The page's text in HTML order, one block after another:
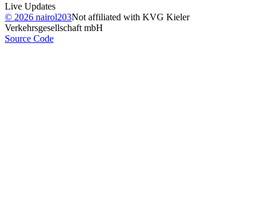
Live Updates
© 2026 nairol203Not affiliated with KVG Kieler
Verkehrsgesellschaft mbH
Source Code